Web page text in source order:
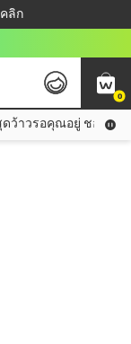
ลิก 🎉
?
0
ว้าวรอคุณอยู่ ชอปคุ้มก